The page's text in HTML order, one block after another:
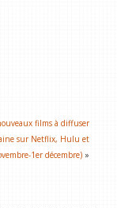
films à diffuser
sur Netflix, Hulu et
1er décembre) »